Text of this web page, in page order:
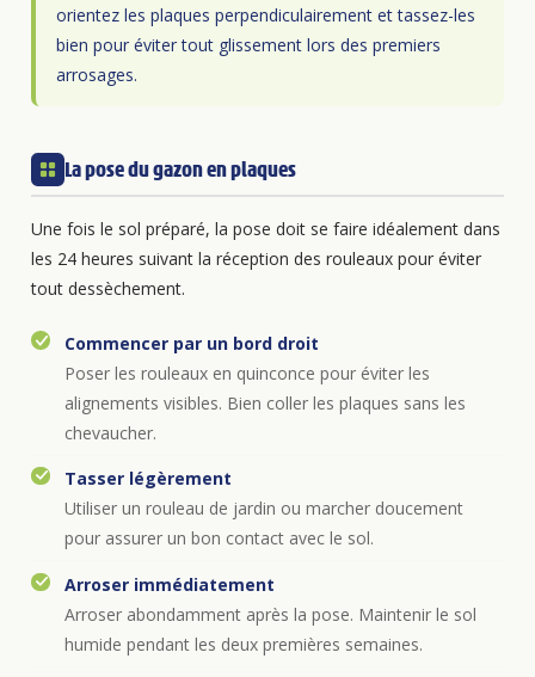
orientez les plaques perpendiculairement et tassez-les
bien pour éviter tout glissement lors des premiers
arrosages.
La pose du gazon en plaques
Une fois le sol préparé, la pose doit se faire idéalement dans
les 24 heures suivant la réception des rouleaux pour éviter
tout dessèchement.
Commencer par un bord droit
Poser les rouleaux en quinconce pour éviter les
alignements visibles. Bien coller les plaques sans les
chevaucher.
Tasser légèrement
Utiliser un rouleau de jardin ou marcher doucement
pour assurer un bon contact avec le sol.
Arroser immédiatement
Arroser abondamment après la pose. Maintenir le sol
humide pendant les deux premières semaines.